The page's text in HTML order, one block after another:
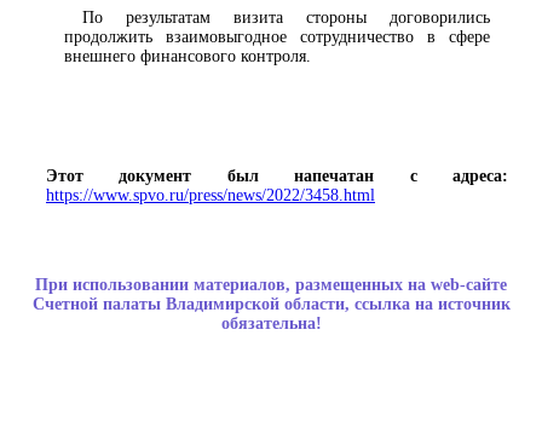
По результатам визита стороны договорились
продолжить взаимовыгодное сотрудничество в сфере
внешнего финансового контроля.
Этот документ был напечатан с адреса:
https://www.spvo.ru/press/news/2022/3458.html
При использовании материалов, размещенных на web-сайте
Счетной палаты Владимирской области, ссылка на источник
обязательна!